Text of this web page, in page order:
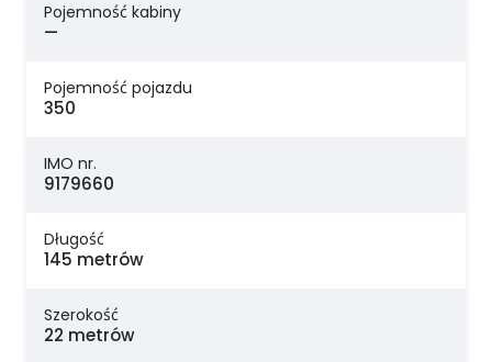
Pojemność kabiny
—
Pojemność pojazdu
350
IMO nr.
9179660
Długość
145 metrów
Szerokość
22 metrów